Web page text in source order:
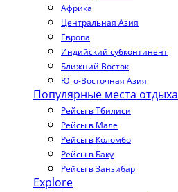
Африка
Центральная Азия
Европа
Индийский субконтинент
Ближний Восток
Юго-Восточная Азия
Популярные места отдыха
Рейсы в Тбилиси
Рейсы в Мале
Рейсы в Коломбо
Рейсы в Баку
Рейсы в Занзибар
Explore